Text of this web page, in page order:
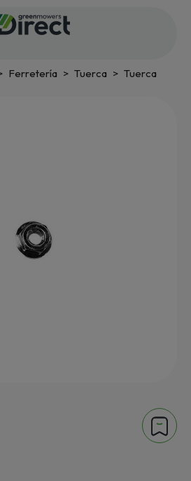
Ferretería Tuerca Tuerca